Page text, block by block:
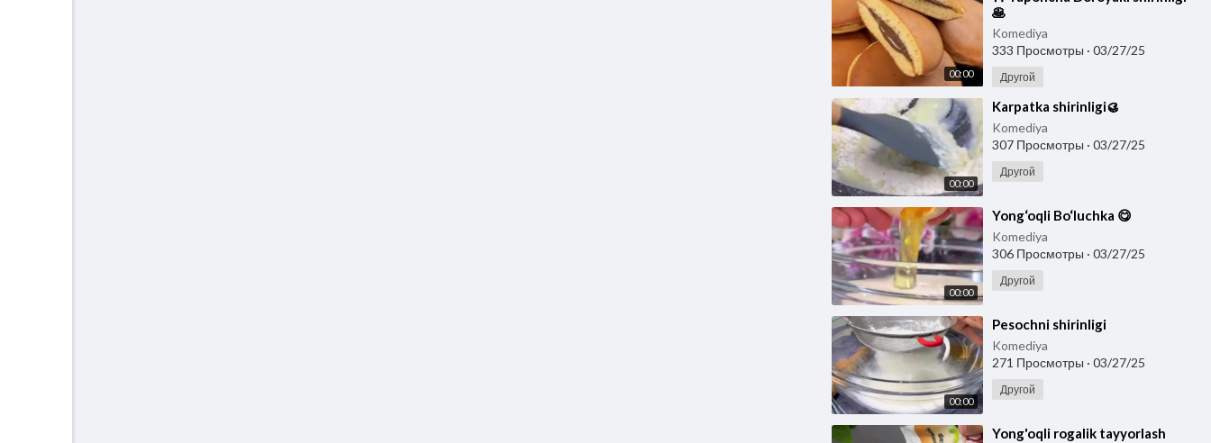
00:00
🥞
Komediya
333 Просмотры · 03/27/25
Другой
00:00
⁣Karpatka shirinligi🥮
Komediya
307 Просмотры · 03/27/25
Другой
00:00
⁣Yong‘oqli Bo‘luchka 😋
Komediya
306 Просмотры · 03/27/25
Другой
00:00
⁣Pesochni shirinligi
Komediya
271 Просмотры · 03/27/25
Другой
⁣Yong'oqli rogalik tayyorlash